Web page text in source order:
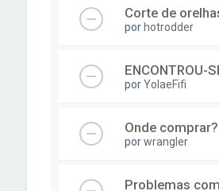
Corte de
por hotrodder
ENCONTROU-
porYolaeFifi
Onde comprar?
porwrangler
Problemas